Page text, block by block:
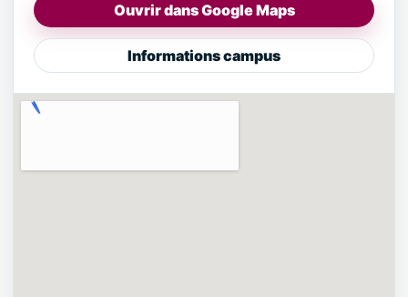
Ouvrir dans Google Maps
Informations campus